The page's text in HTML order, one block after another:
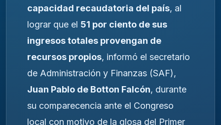
capacidad recaudatoria del país, al
lograr que el 51 por ciento de sus
ingresos totales provengan de
recursos propios, informó el secretario
de Administración y Finanzas (SAF),
Juan Pablo de Botton Falcón, durante
su comparecencia ante el Congreso
local con motivo de la glosa del Primer